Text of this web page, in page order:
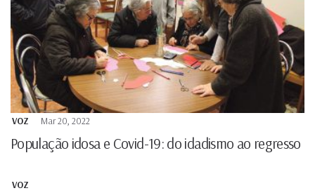
VOZ Mar 20, 2022
População idosa e Covid-19: do idadismo ao regresso
VOZ